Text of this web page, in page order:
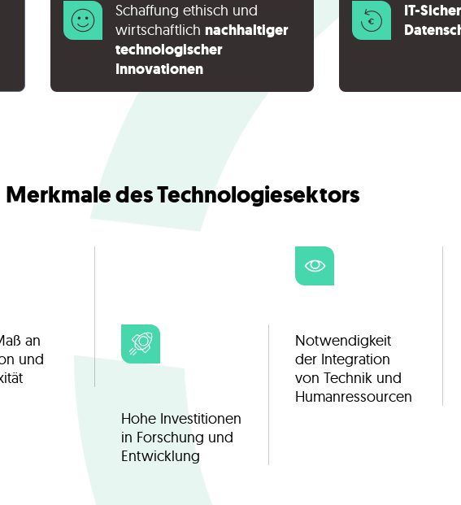
Schaffung ethisch und
wirtschaftlich nachhaltiger
technologischer
Innovationen
IT-
Merkmale des Technologiesektors
an
und
Hohe Investitionen
in Forschung und
Entwicklung
Notwendigkeit
der Integration
von Technik und
Humanressourcen